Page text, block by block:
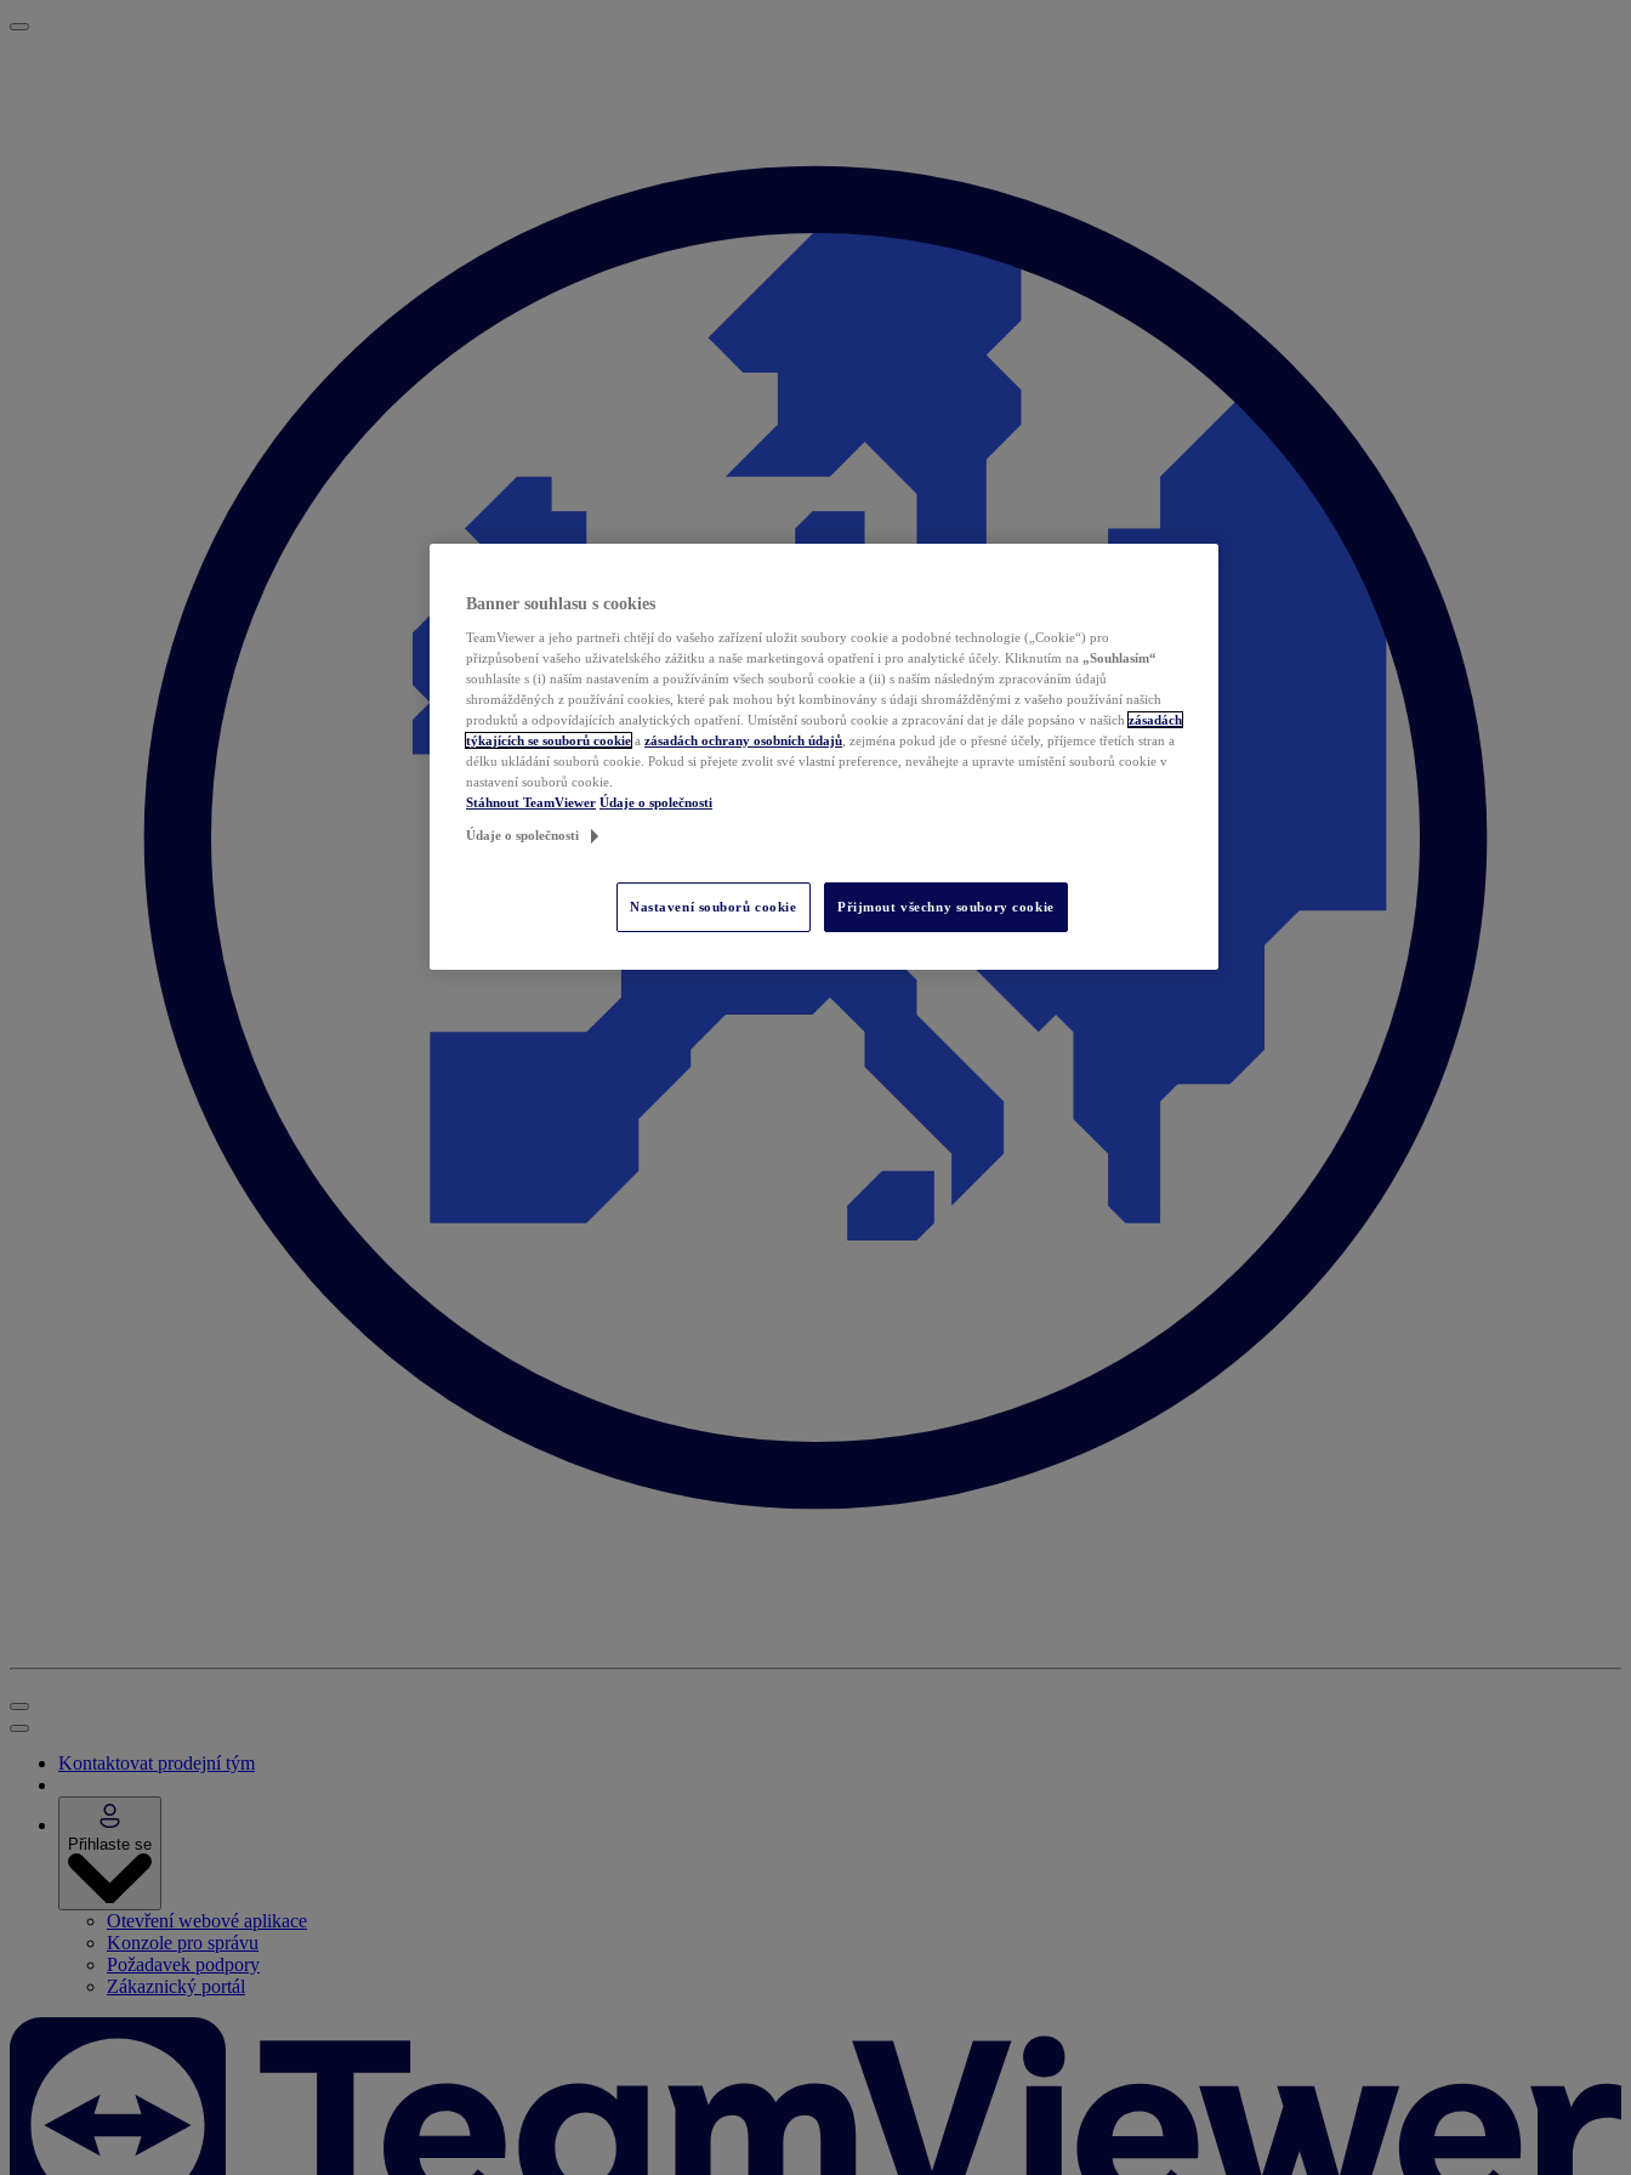
Kontaktovat prodejní tým
Přihlaste se
Otevření webové aplikace
Konzole pro správu
Požadavek podpory
Zákaznický portál
Banner souhlasu s cookies
TeamViewer a jeho partneři chtějí do vašeho zařízení uložit soubory cookie a podobné technologie („Cookie“) pro
přizpůsobení vašeho uživatelského zážitku a naše marketingová opatření i pro analytické účely. Kliknutím na „Souhlasím“
souhlasíte s (i) naším nastavením a používáním všech souborů cookie a (ii) s naším následným zpracováním údajů
shromážděných z používání cookies, které pak mohou být kombinovány s údaji shromážděnými z vašeho používání našich
produktů a odpovídajících analytických opatření. Umístění souborů cookie a zpracování dat je dále popsáno v našich zásadách
týkajících se souborů cookie a zásadách ochrany osobních údajů , zejména pokud jde o přesné účely, příjemce třetích stran a
délku ukládání souborů cookie. Pokud si přejete zvolit své vlastní preference, neváhejte a upravte umístění souborů cookie v
nastavení souborů cookie.
Stáhnout TeamViewer Údaje o společnosti
Údaje o společnosti
Nastavení souborů cookie Přijmout všechny soubory cookie